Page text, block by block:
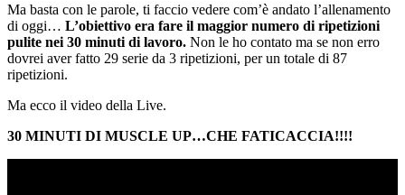
Ma basta con le parole, ti faccio vedere com’è andato l’allenamento
di oggi… L’obiettivo era fare il maggior numero di ripetizioni
pulite nei 30 minuti di lavoro. Non le ho contato ma se non erro
dovrei aver fatto 29 serie da 3 ripetizioni, per un totale di 87
ripetizioni.
Ma ecco il video della Live.
30 MINUTI DI MUSCLE UP…CHE FATICACCIA!!!!